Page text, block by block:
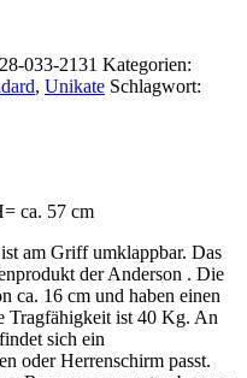
033-2131 Kategorien:
, Unikate Schlagwort:
ca. 57 cm
am Griff umklappbar. Das
der Anderson . Die
ca. 16 cm und haben einen
Tragfähigkeit ist 40 Kg. An
sich ein
oder Herrenschirm passt.